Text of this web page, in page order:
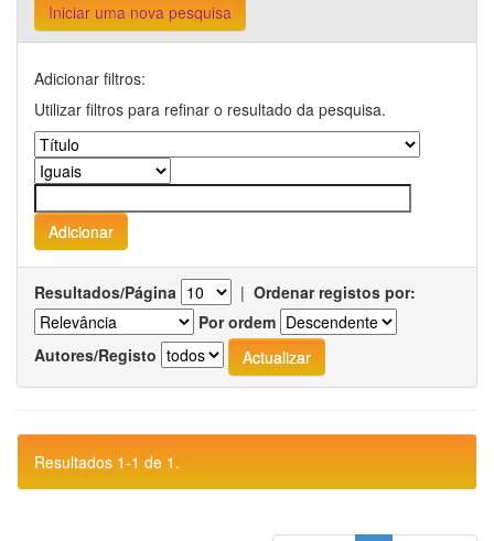
Iniciar uma nova pesquisa
Adicionar filtros:
Utilizar filtros para refinar o resultado da pesquisa.
Resultados/Página | Ordenar registos por:
Por ordem
Autores/Registo
Resultados 1-1 de 1.